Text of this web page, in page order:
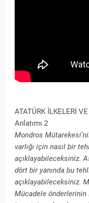
ATATÜRK İLKELERİ
Anlatımı 2
Mondros
varlığı için nasıl bir
açıklayabileceksiniz.
dört bir yanında bu
açıklayabileceksiniz.
Mücadele önderlerinin